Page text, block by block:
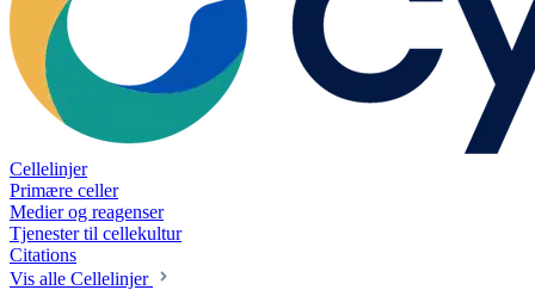
Cellelinjer
Primære celler
Medier og reagenser
Tjenester til cellekultur
Citations
Vis alle Cellelinjer